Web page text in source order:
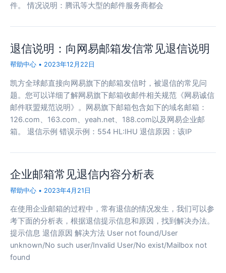
件。 情况说明：腾讯等大型的邮件服务商都会
退信说明：向网易邮箱发信常见退信说明
帮助中心 • 2023年12月22日
凯方全球邮直接向网易旗下的邮箱发信时，被退信的常见问
题。您可以详细了解网易旗下邮箱收邮件相关规范《网易诚信
邮件联盟规范说明》。网易旗下邮箱包含如下的域名邮箱：
126.com、163.com、yeah.net、188.com以及网易企业邮
箱。 退信示例 错误示例：554 HL:IHU 退信原因：该IP
企业邮箱常见退信内容分析表
帮助中心 • 2023年4月21日
在使用企业邮箱的过程中，常有退信的情况发生，我们可以参
考下面的分析表，根据退信提示信息和原因，找到解决办法。
提示信息 退信原因 解决方法 User not found/User
unknown/No such user/Invalid User/No exist/Mailbox not
found